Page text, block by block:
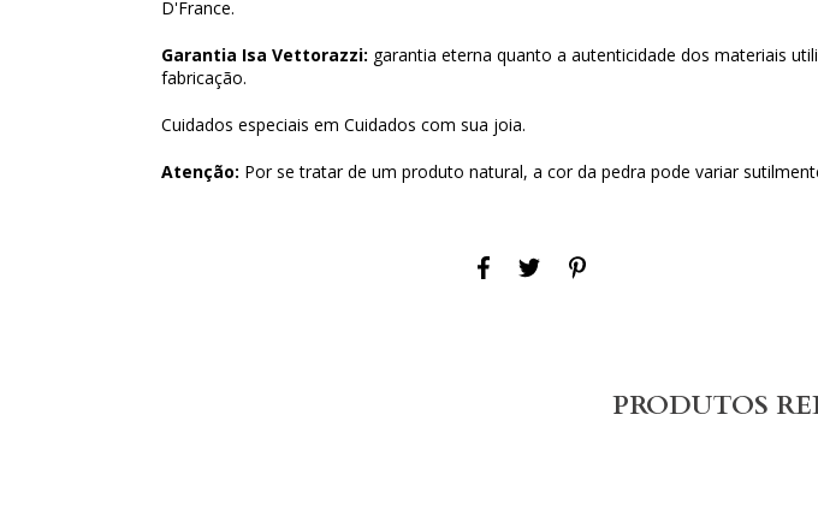
D'France.
Garantia Isa Vettorazzi: garantia eterna quanto a autenticidade dos materiais
fabricação.
Cuidados especiais emCuidados com sua joia.
Atenção: Por se tratar de um produto natural, a cor da pedra pode variar
PRODUTOS